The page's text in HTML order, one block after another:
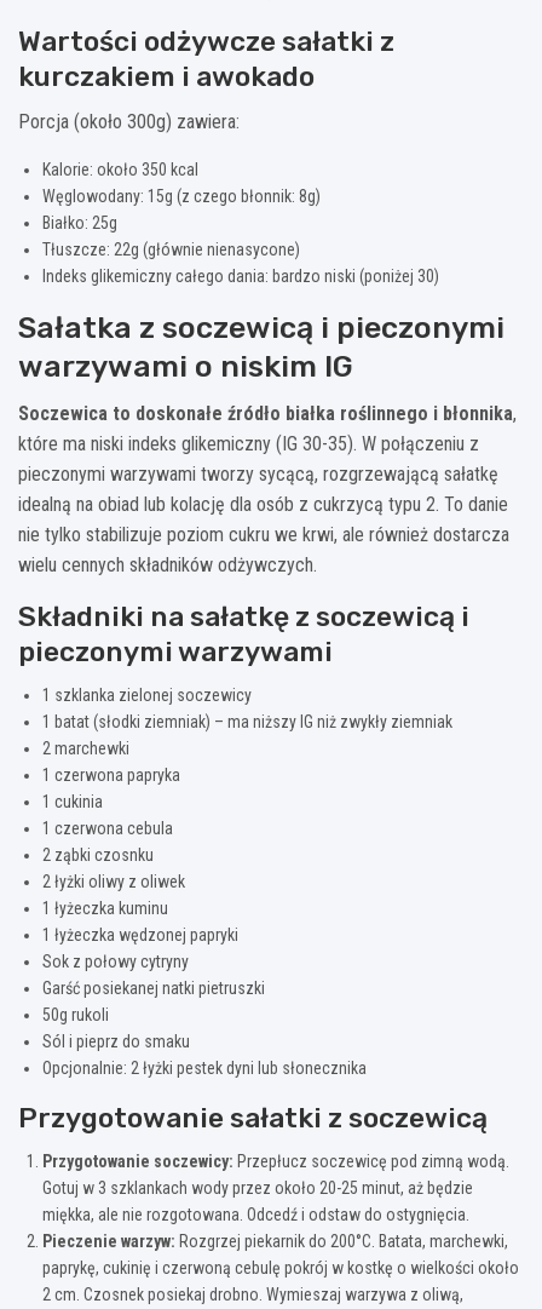
Wartości odżywcze sałatki z
kurczakiem i awokado
Porcja (około 300g) zawiera:
Kalorie: około 350 kcal
Węglowodany: 15g (z czego błonnik: 8g)
Białko: 25g
Tłuszcze: 22g (głównie nienasycone)
Indeks glikemiczny całego dania: bardzo niski (poniżej 30)
Sałatka z soczewicą i pieczonymi
warzywami o niskim IG
Soczewica to doskonałe źródło białka roślinnego i błonnika,
które ma niski indeks glikemiczny (IG 30-35). W połączeniu z
pieczonymi warzywami tworzy sycącą, rozgrzewającą sałatkę
idealną na obiad lub kolację dla osób z cukrzycą typu 2. To danie
nie tylko stabilizuje poziom cukru we krwi, ale również dostarcza
wielu cennych składników odżywczych.
Składniki na sałatkę z soczewicą i
pieczonymi warzywami
1 szklanka zielonej soczewicy
1 batat (słodki ziemniak) – ma niższy IG niż zwykły ziemniak
2 marchewki
1 czerwona papryka
1 cukinia
1 czerwona cebula
2 ząbki czosnku
2 łyżki oliwy z oliwek
1 łyżeczka kuminu
1 łyżeczka wędzonej papryki
Sok z połowy cytryny
Garść posiekanej natki pietruszki
50g rukoli
Sól i pieprz do smaku
Opcjonalnie: 2 łyżki pestek dyni lub słonecznika
Przygotowanie sałatki z soczewicą
Przygotowanie soczewicy: Przepłucz soczewicę pod zimną wodą.
Gotuj w 3 szklankach wody przez około 20-25 minut, aż będzie
miękka, ale nie rozgotowana. Odcedź i odstaw do ostygnięcia.
Pieczenie warzyw: Rozgrzej piekarnik do 200°C. Batata, marchewki,
paprykę, cukinię i czerwoną cebulę pokrój w kostkę o wielkości około
2 cm. Czosnek posiekaj drobno. Wymieszaj warzywa z oliwą,